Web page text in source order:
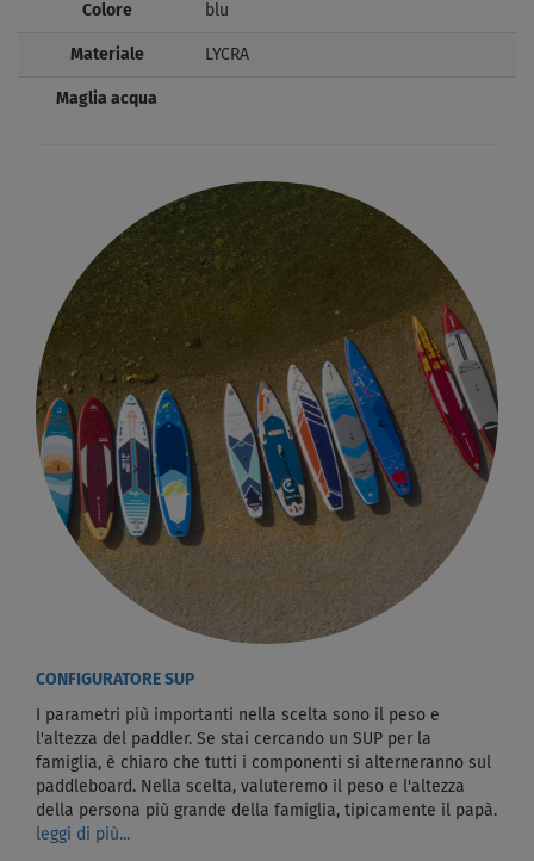
Colore blu
Materiale LYCRA
Maglia acqua
CONFIGURATORE SUP
I parametri più importanti nella scelta sono il peso e
l'altezza del paddler. Se stai cercando un SUP per la
famiglia, è chiaro che tutti i componenti si alterneranno sul
paddleboard. Nella scelta, valuteremo il peso e l'altezza
della persona più grande della famiglia, tipicamente il papà.
leggi di più...